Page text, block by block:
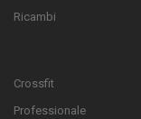
Ricambi
Crossfit
Professionale